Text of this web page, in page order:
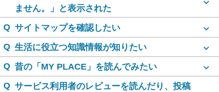
ません。」と表示された
Q サイトマップを確認したい
Q 生活に役立つ知識情報が知りたい
Q 昔の「MY PLACE」を読んでみたい
Q サービス利用者のレビューを読んだり、投稿